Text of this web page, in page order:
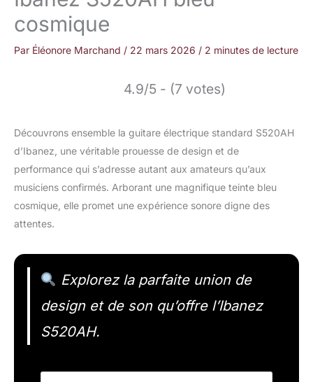
cosmique
Par Éléonore Marchand / 22 mars 2026 / 2 minutes de lecture
4.9/5 - (7 votes)
Découvrons ensemble la guitare électrique standard S520AH
d’Ibanez, une véritable prouesse de design et de
performance qui s’adresse autant aux amateurs qu’aux
musiciens confirmés. Arborant une magnifique teinte bleu
cosmique, elle promet une expérience sonore digne des
attentes.
Explorez la parfaite union de
design et de son qu’offre l’Ibanez
S520AH.